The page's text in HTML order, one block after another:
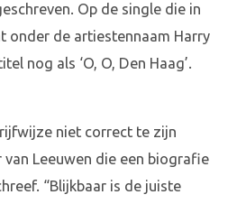
Op de single die in
onder de artiestennaam Harry
nog als ‘O, O, Den Haag’.
niet correct te zijn
Leeuwen die een biografie
“Blijkbaar is de juiste